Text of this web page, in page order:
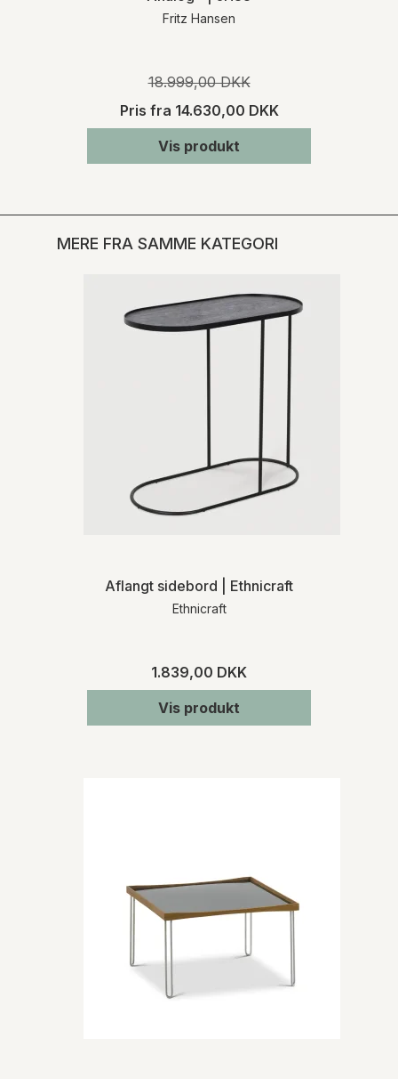
Fritz Hansen
18.999,00 DKK
Pris fra 14.630,00 DKK
Vis produkt
MERE FRA SAMME KATEGORI
Aflangt sidebord | Ethnicraft
Ethnicraft
1.839,00 DKK
Vis produkt